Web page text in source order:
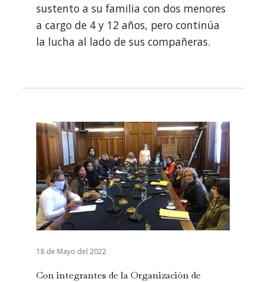
sustento a su familia con dos menores
a cargo de 4 y 12 años, pero continúa
la lucha al lado de sus compañeras.
18 de Mayo del 2022
Con integrantes de la Organización de